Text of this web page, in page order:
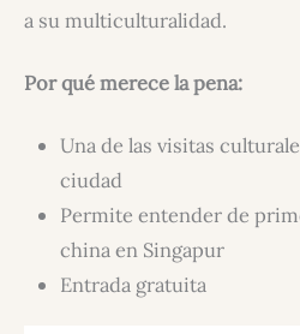
a su multiculturalidad.
Por qué merece la pena:
Una de las visitas
ciudad
Permite entender de
china en Singapur
Entrada gratuita